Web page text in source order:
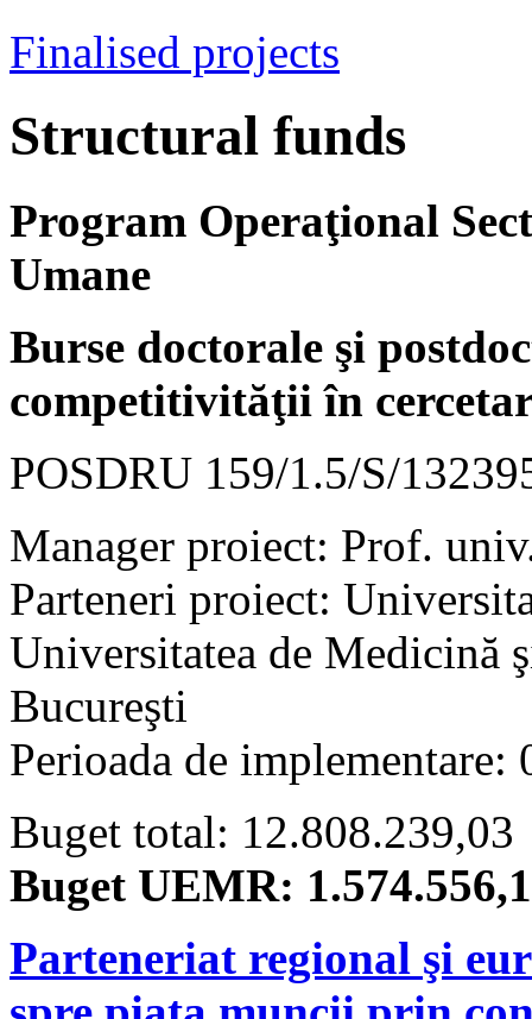
Finalised projects
Structural funds
Program Operaţional
Umane
Burse doctorale şi
competitivităţii în
POSDRU 159/1.5/S/
Manager proiect: Prof.
Parteneri proiect:
Universitatea de Medicină
Bucureşti
Perioada de
Buget total: 12.808.239,03
Buget UEMR:
Parteneriat regional şi